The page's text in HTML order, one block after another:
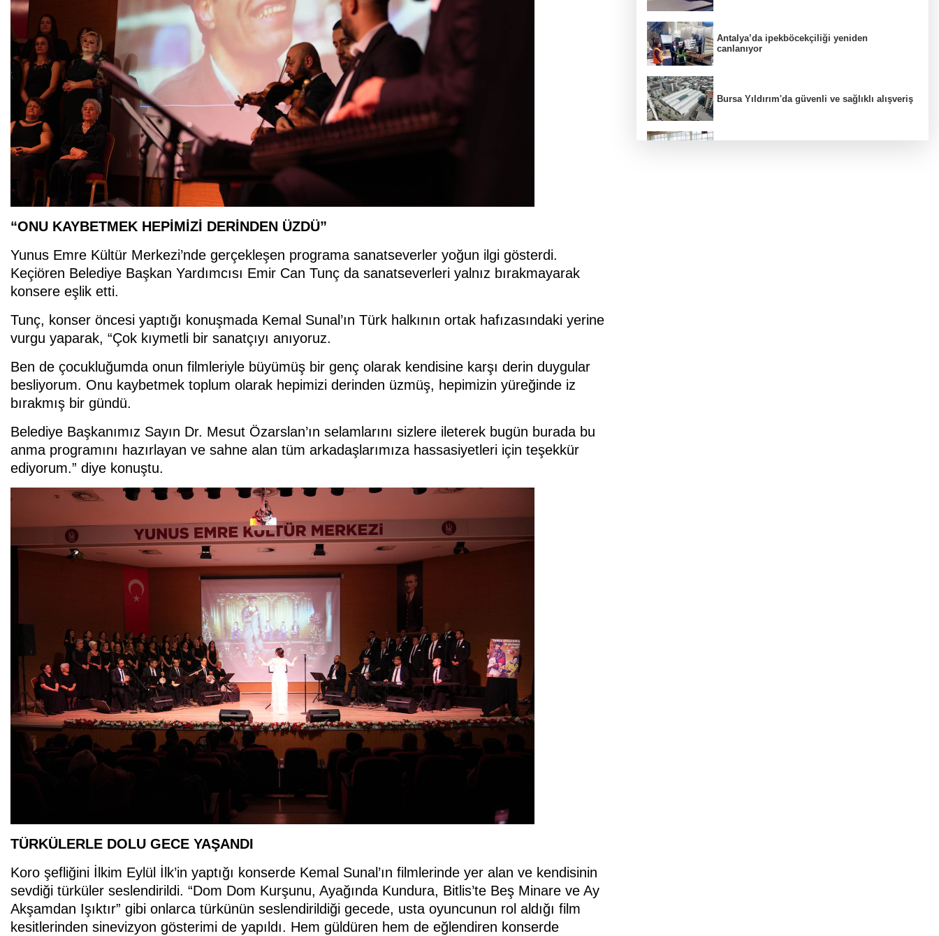
“ONU KAYBETMEK HEPİMİZİ DERİNDEN ÜZDÜ”
Yunus Emre Kültür Merkezi’nde gerçekleşen programa sanatseverler yoğun ilgi gösterdi.
Keçiören Belediye Başkan Yardımcısı Emir Can Tunç da sanatseverleri yalnız bırakmayarak
konsere eşlik etti.
Tunç, konser öncesi yaptığı konuşmada Kemal Sunal’ın Türk halkının ortak hafızasındaki yerine
vurgu yaparak, “Çok kıymetli bir sanatçıyı anıyoruz.
Ben de çocukluğumda onun filmleriyle büyümüş bir genç olarak kendisine karşı derin duygular
besliyorum. Onu kaybetmek toplum olarak hepimizi derinden üzmüş, hepimizin yüreğinde iz
bırakmış bir gündü.
Belediye Başkanımız Sayın Dr. Mesut Özarslan’ın selamlarını sizlere ileterek bugün burada bu
anma programını hazırlayan ve sahne alan tüm arkadaşlarımıza hassasiyetleri için teşekkür
ediyorum.” diye konuştu.
TÜRKÜLERLE DOLU GECE YAŞANDI
Koro şefliğini İlkim Eylül İlk’in yaptığı konserde Kemal Sunal’ın filmlerinde yer alan ve kendisinin
sevdiği türküler seslendirildi. “Dom Dom Kurşunu, Ayağında Kundura, Bitlis’te Beş Minare ve Ay
Akşamdan Işıktır” gibi onlarca türkünün seslendirildiği gecede, usta oyuncunun rol aldığı film
kesitlerinden sinevizyon gösterimi de yapıldı. Hem güldüren hem de eğlendiren konserde
Antalya’da ipekböcekçiliği yeniden
canlanıyor
Bursa Yıldırım'da güvenli ve sağlıklı alışveriş